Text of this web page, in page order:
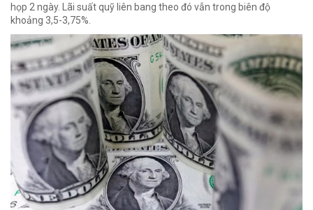
họp 2 ngày. Lãi suất quỹ liên bang theo đó vẫn trong biên độ
khoảng 3,5-3,75%.